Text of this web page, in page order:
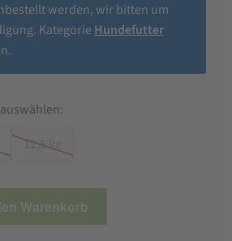
werden, wir bitten um
Kategorie Hundefutter
12,5 kg
Warenkorb